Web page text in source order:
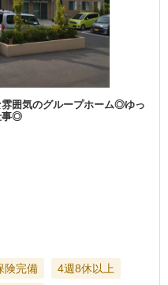
雰囲気のグループホーム◎ゆっ
事◎
険完備
4週8休以上